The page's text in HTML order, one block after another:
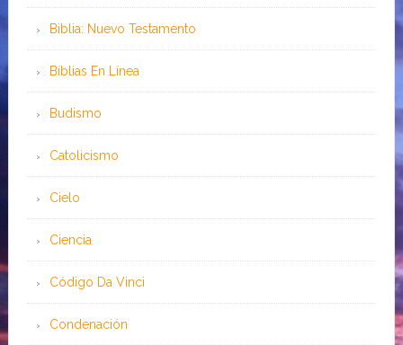
Biblia: Nuevo Testamento
Bíblias En Línea
Budismo
Catolicismo
Cielo
Ciencia
Código Da Vinci
Condenación